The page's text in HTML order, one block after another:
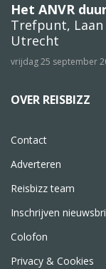
Het ANVR
Trefpunt, Laan
Utrecht
vrijdag 25 september
OVER REISBIZZ
Contact
Adverteren
Reisbizz team
Inschrijven
Colofon
Privacy & Cookies